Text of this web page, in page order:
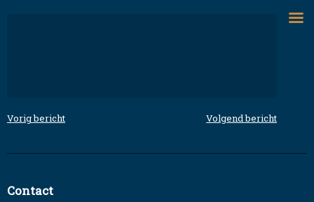
Bericht
navigatie
Vorig bericht Volgend bericht
Contact